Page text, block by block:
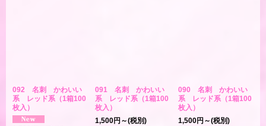
092 名刺 かわいい
系 レッド系（1箱100
枚入）
091 名刺 かわいい
系 レッド系（1箱100
枚入）
1,500円 ～(税別)
090 名刺 かわいい
系 レッド系（1箱100
枚入）
1,500円 ～(税別)